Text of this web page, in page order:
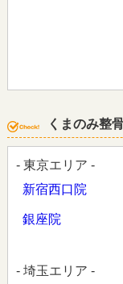
くまのみ整
- 東京エリア -
新宿西口院
銀座院
- 埼玉エリア -